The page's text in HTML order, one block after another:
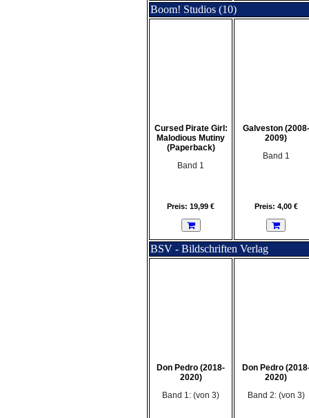
Boom! Studios (10)
Cursed Pirate Girl:
Malodious Mutiny
(Paperback)
Band 1
Preis: 19,99 €
Galveston (2008-
2009)
Band 1
Preis: 4,00 €
BSV - Bildschriften Verlag
Don Pedro (2018-
2020)
Band 1: (von 3)
Don Pedro
2020)
Band 2: (von 3)